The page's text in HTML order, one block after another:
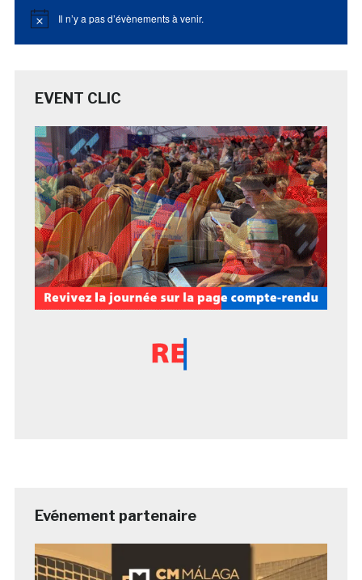
Notice Il n’y a pas d’évènements à venir.
EVENT CLIC
Evénement partenaire